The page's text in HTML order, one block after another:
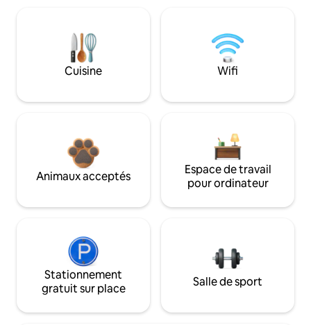
Cuisine Wifi
Animaux acceptés
Espace de travail
pour ordinateur
Stationnement
gratuit sur place
Salle de sport